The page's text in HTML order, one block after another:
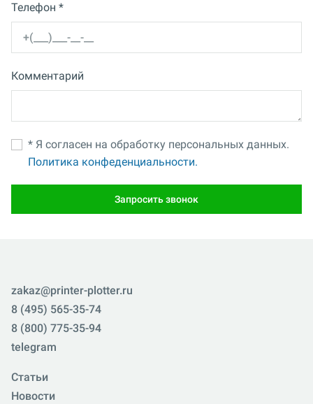
Телефон *
Комментарий
* Я согласен на обработку персональных данных.
Политика конфеденциальности.
Запросить звонок
zakaz@printer-plotter.ru
8 (495) 565-35-74
8 (800) 775-35-94
telegram
Статьи
Новости